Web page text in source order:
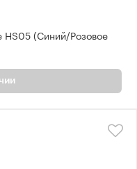
(Синий/Розовое